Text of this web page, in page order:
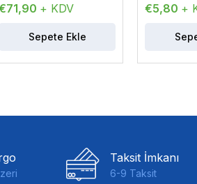
+ KDV
Sepete Ekle
€5,80 +
Taksit İmkanı
6-9 Taksit